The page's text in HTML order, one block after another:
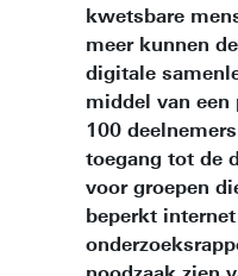
kwetsbare
meer kunnen
digitale
middel van
100
toegang tot de
voor groepen
beperkt